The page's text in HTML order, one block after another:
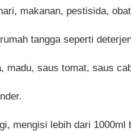
makanan, pestisida,
tangga seperti
madu, saus tomat, saus
mengisi lebih dari 1000ml